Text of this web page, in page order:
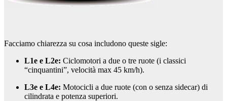
Facciamo chiarezza su cosa includono queste sigle:
L1e e L2e: Ciclomotori a due o tre ruote (i classici
“cinquantini”, velocità max 45 km/h).
L3e e L4e: Motocicli a due ruote (con o senza sidecar) di
cilindrata e potenza superiori.